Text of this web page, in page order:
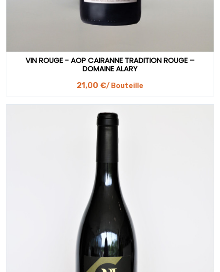
VIN ROUGE - AOP CAIRANNE TRADITION ROUGE –
DOMAINE ALARY
21,00 €/ Bouteille